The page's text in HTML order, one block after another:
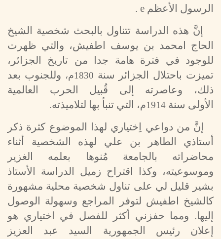
الرسول الأعظم e
.
إنَّ هذه الدراسة تتناول بالبحث شخصية الشيخ
الحاج امحمد بن يوسف اطفيش، والتي ظهرت
للوجود في فترة هامة جدا من تاريخ الجزائر،
تميزت باحتلال الجزائر سنة 1830م،
وللجنوب بعد
ذلك، وعاصرته إلى قُبيل الحرب العالمية
الأولى سنة 1914م
، التي تنبأ بها لتلاميذته.
إنَّ من دواعي اِختياري لهذا الموضوع كثرة ذكر
أستاذي الطاهر بن علي لهذه الشخصية أثناء
محاضراته بالجامعة مُنوها بعلمه الغزير
وموسوعيته، وكذا اقتراح زميل الدراسة الأستاذ
بشير قليل لي على تناول شخصية محلية مشهورة
كالشيخ اطفيش لتوفر المراجع وسهولة الوصول
إليها. ومما حفزني أكثر للفصل في اختياري هو
إعلان رئيس الجمهورية السيد عبد العزيز